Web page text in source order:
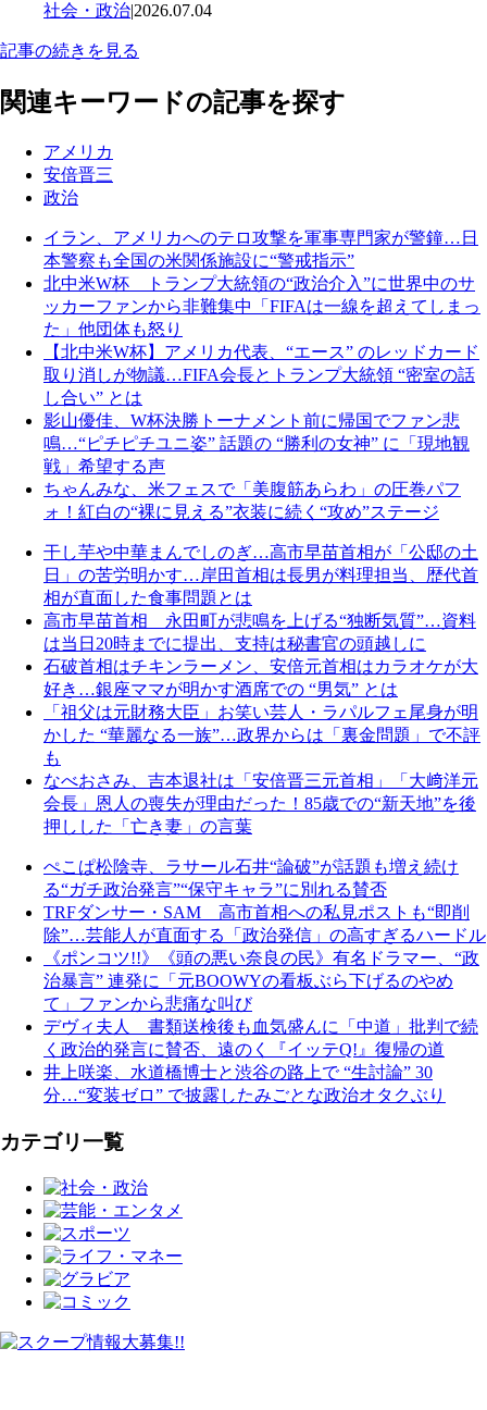
社会・政治|2026.07.04
記事の続きを見る
関連キーワードの記事を探す
アメリカ
安倍晋三
政治
イラン、アメリカへのテロ攻撃を軍事専門家が警鐘…日
本警察も全国の米関係施設に“警戒指示”
北中米W杯 トランプ大統領の“政治介入”に世界中のサ
ッカーファンから非難集中「FIFAは一線を超えてしまっ
た」他団体も怒り
【北中米W杯】アメリカ代表、“エース” のレッドカード
取り消しが物議…FIFA会長とトランプ大統領 “密室の話
し合い” とは
影山優佳、W杯決勝トーナメント前に帰国でファン悲
鳴…“ピチピチユニ姿” 話題の “勝利の女神” に「現地観
戦」希望する声
ちゃんみな、米フェスで「美腹筋あらわ」の圧巻パフ
ォ！紅白の“裸に見える”衣装に続く“攻め”ステージ
干し芋や中華まんでしのぎ…高市早苗首相が「公邸の土
日」の苦労明かす…岸田首相は長男が料理担当、歴代首
相が直面した食事問題とは
高市早苗首相 永田町が悲鳴を上げる“独断気質”…資料
は当日20時までに提出、支持は秘書官の頭越しに
石破首相はチキンラーメン、安倍元首相はカラオケが大
好き…銀座ママが明かす酒席での “男気” とは
「祖父は元財務大臣」お笑い芸人・ラパルフェ尾身が明
かした “華麗なる一族”…政界からは「裏金問題」で不評
も
なべおさみ、吉本退社は「安倍晋三元首相」「大﨑洋元
会長」恩人の喪失が理由だった！85歳での“新天地”を後
押しした「亡き妻」の言葉
ぺこぱ松陰寺、ラサール石井“論破”が話題も増え続け
る“ガチ政治発言”“保守キャラ”に別れる賛否
TRFダンサー・SAM 高市首相への私見ポストも“即削
除”…芸能人が直面する「政治発信」の高すぎるハードル
《ポンコツ!!》《頭の悪い奈良の民》有名ドラマー、“政
治暴言” 連発に「元BOOWYの看板ぶら下げるのやめ
て」ファンから悲痛な叫び
デヴィ夫人 書類送検後も血気盛んに「中道」批判で続
く政治的発言に賛否、遠のく『イッテQ!』復帰の道
井上咲楽、水道橋博士と渋谷の路上で “生討論” 30
分…“変装ゼロ” で披露したみごとな政治オタクぶり
カテゴリ一覧